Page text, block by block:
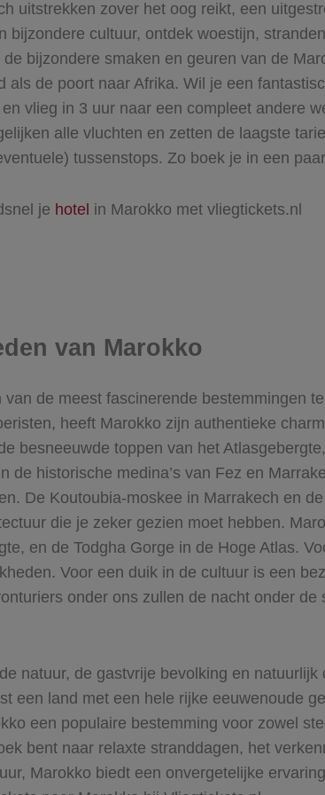
uitstrekken zover het oog reikt, een
bijzondere cultuur, ontdek woestijn,
bijzondere smaken en geuren van de
als de poort naar Afrika. Wil je een
vlieg in 3 uur naar een compleet andere
alle vluchten en zetten de laagste
tussenstops. Zo boek je in een
je hotel in Marokko met vliegtickets.nl
van Marokko
de meest fascinerende bestemmingen
heeft Marokko zijn authentieke
besneeuwde toppen van het
de historische medina’s van Fez en
De Koutoubia-moskee in Marrakech en
die je zeker gezien moet hebben.
en de Todgha Gorge in de Hoge Atlas.
Voor een duik in de cultuur is een
onder ons zullen de nacht onder
natuur, de gastvrije bevolking en
een land met een hele rijke eeuwenoude
een populaire bestemming voor zowel
bent naar relaxte stranddagen, het
Marokko biedt een onvergetelijke